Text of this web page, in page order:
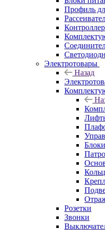
Профиль
Электротовары
Назад
Розетки
Звонки